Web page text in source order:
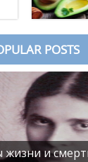
POSTS
жизни и